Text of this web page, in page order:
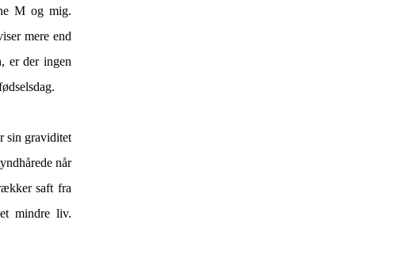
M og mig.
mere end
er der ingen
sin graviditet
når
saft fra
mindre liv.